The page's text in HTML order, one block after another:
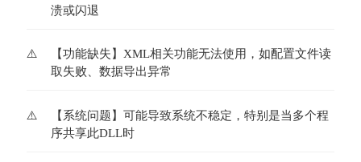
溃或闪退
【功能缺失】XML相关功能无法使用，如配置文件读
取失败、数据导出异常
【系统问题】可能导致系统不稳定，特别是当多个程
序共享此DLL时